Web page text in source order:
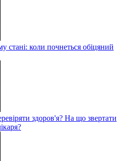
стані: коли почнеться обіцяний
здоров'я? На що звертати